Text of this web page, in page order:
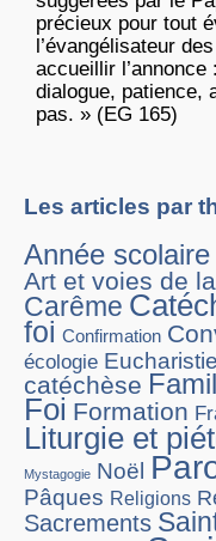
précieux pour tout
l’évangélisateur
accueillir
dialogue, patience,
pas. » (EG 165)
Les articles par
Année
Art et voies de
Carême
foi Confirmation
écologie Eucharistie
catéchèse
Foi Formation
Liturgie et
Mystagogie Noël
Pâques Religions
Sacrements